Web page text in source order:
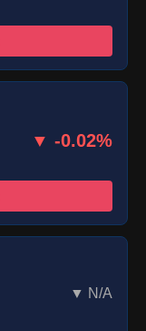
▼ -0.02%
▼ N/A